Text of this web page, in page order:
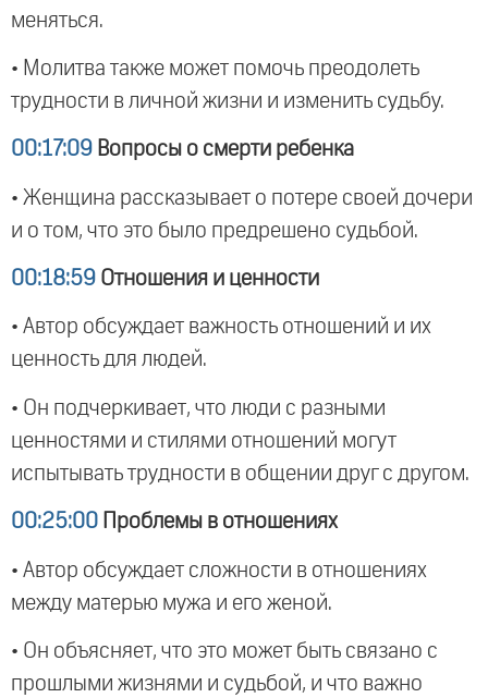
меняться.
• Молитва также может помочь преодолеть
трудности в личной жизни и изменить судьбу.
00:17:09 Вопросы о смерти ребенка
• Женщина рассказывает о потере своей дочери
и о том, что это было предрешено судьбой.
00:18:59 Отношения и ценности
• Автор обсуждает важность отношений и их
ценность для людей.
• Он подчеркивает, что люди с разными
ценностями и стилями отношений могут
испытывать трудности в общении друг с другом.
00:25:00 Проблемы в отношениях
• Автор обсуждает сложности в отношениях
между матерью мужа и его женой.
• Он объясняет, что это может быть связано с
прошлыми жизнями и судьбой, и что важно